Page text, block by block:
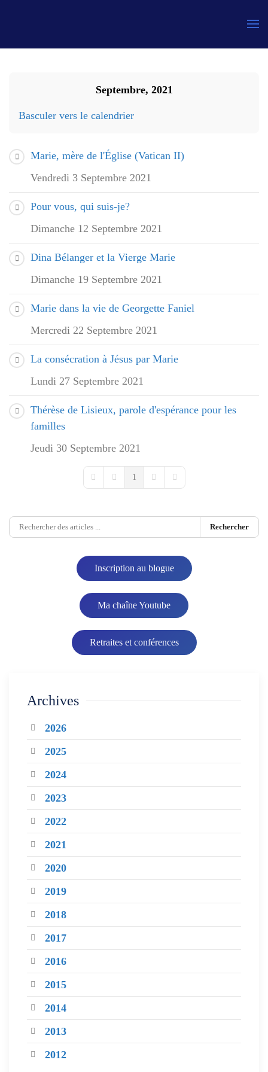
Septembre, 2021
Basculer vers le calendrier
Marie, mère de l'Église (Vatican II)
Vendredi 3 Septembre 2021
Pour vous, qui suis-je?
Dimanche 12 Septembre 2021
Dina Bélanger et la Vierge Marie
Dimanche 19 Septembre 2021
Marie dans la vie de Georgette Faniel
Mercredi 22 Septembre 2021
La consécration à Jésus par Marie
Lundi 27 Septembre 2021
Thérèse de Lisieux, parole d'espérance pour les
familles
Jeudi 30 Septembre 2021
First PagePrevious Page
1
Next PageLast Page
Rechercher
Inscription au blogue
Ma chaîne Youtube
Retraites et conférences
Archives
2026
2025
2024
2023
2022
2021
2020
2019
2018
2017
2016
2015
2014
2013
2012